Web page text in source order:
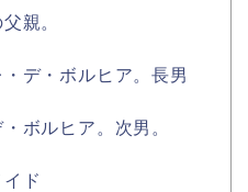
親。
デ・ボルヒア。長男
ボルヒア。次男。
ド